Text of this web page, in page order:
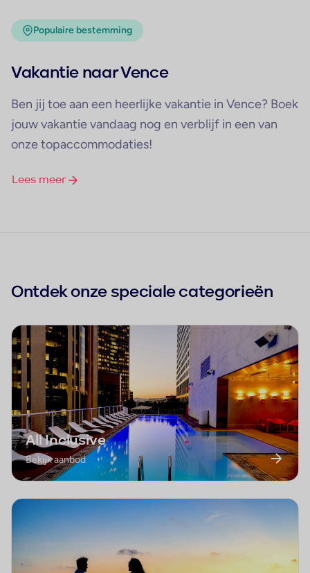
Populaire bestemming
Vakantie naar Vence
Ben jij toe aan een heerlijke vakantie in Vence? Boek
jouw vakantie vandaag nog en verblijf in een van
onze topaccommodaties!
Lees meer
Ontdek onze speciale categorieën
All Inclusive
Bekijk aanbod